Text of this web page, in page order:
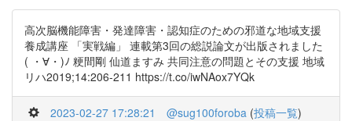
高次脳機能障害・発達障害・認知症のための邪道な地域支援
養成講座 「実戦編」 連載第3回の総説論文が出版されました
( ・∀・)ﾉ 粳間剛 仙道ますみ 共同注意の問題とその支援 地域
リハ2019;14:206-211 https://t.co/iwNAox7YQk
2023-02-27 17:28:21 @sug100foroba (投稿一覧)